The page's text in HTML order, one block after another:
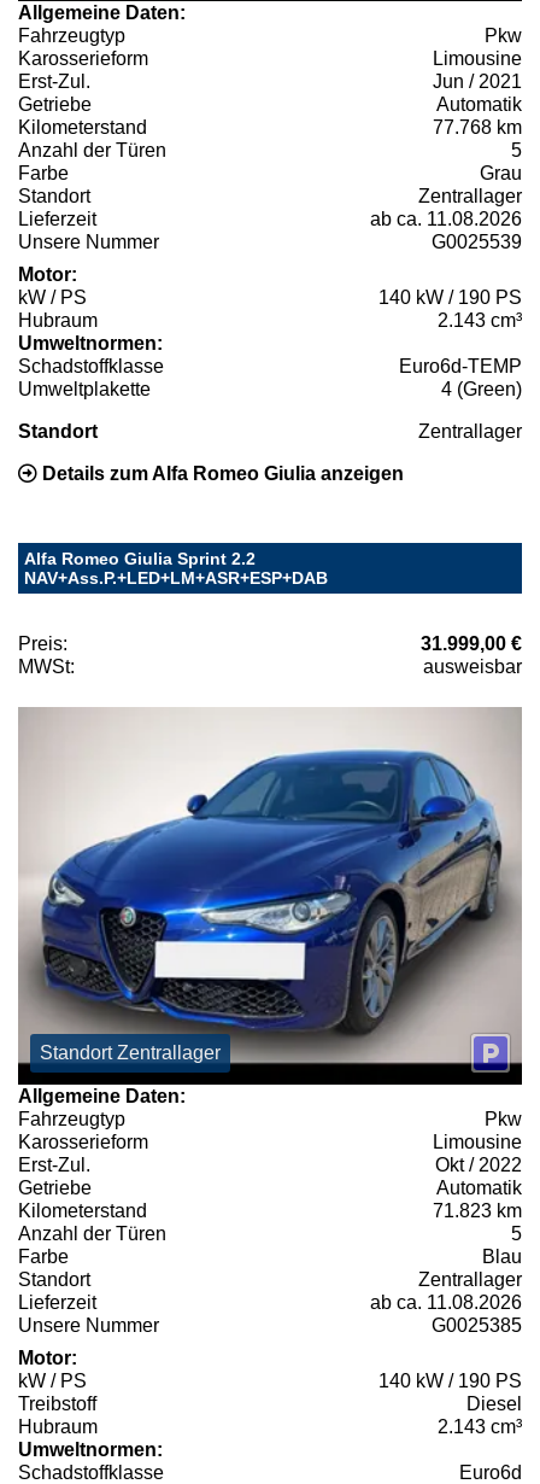
Allgemeine Daten:
Fahrzeugtyp
Pkw
Karosserieform
Limousine
Erst-Zul.
Jun / 2021
Getriebe
Automatik
Kilometerstand
77.768 km
Anzahl der Türen
5
Farbe
Grau
Standort
Zentrallager
Lieferzeit
ab ca. 11.08.2026
Unsere Nummer
G0025539
Motor:
kW / PS
140 kW / 190 PS
Hubraum
2.143 cm³
Umweltnormen:
Schadstoffklasse
Euro6d-TEMP
Umweltplakette
4 (Green)
Standort Zentrallager
Details zum Alfa Romeo Giulia anzeigen
Alfa Romeo Giulia Sprint 2.2
NAV+Ass.P.+LED+LM+ASR+ESP+DAB
Preis:
31.999,00 €
MWSt:
ausweisbar
Standort Zentrallager
Allgemeine Daten:
Fahrzeugtyp
Pkw
Karosserieform
Limousine
Erst-Zul.
Okt / 2022
Getriebe
Automatik
Kilometerstand
71.823 km
Anzahl der Türen
5
Farbe
Blau
Standort
Zentrallager
Lieferzeit
ab ca. 11.08.2026
Unsere Nummer
G0025385
Motor:
kW / PS
140 kW / 190 PS
Treibstoff
Diesel
Hubraum
2.143 cm³
Umweltnormen:
Schadstoffklasse
Euro6d